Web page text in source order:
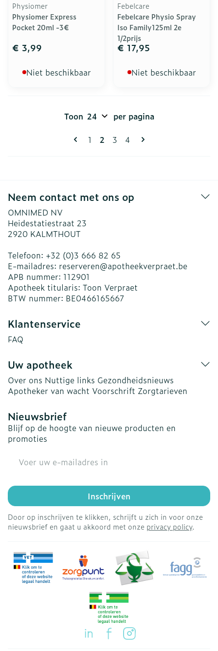
Physiomer
Physiomer Express
Pocket 20ml -3€
€ 3,99
Niet beschikbaar
Febelcare
Febelcare Physio Spray
Iso Family125ml 2e
1/2prijs
€ 17,95
Niet beschikbaar
Pagina's
Pagina
1 U lees momenteel pagina
2 Pagina
3 Pagina
4
Toon per pagina
Neem contact met ons op
OMNIMED NV
Heidestatiestraat 23
2920 KALMTHOUT
Telefoon: +32 (0)3 666 82 65
E-mailadres: reserveren@apotheekverpraet.be
APB nummer: 112901
Apotheek titularis: Toon Verpraet
BTW nummer: BE0466165667
Klantenservice
FAQ
Uw apotheek
Over ons Nuttige links Gezondheidsnieuws
Apotheker van wacht Voorschrift Zorgtarieven
Nieuwsbrief
Blijf op de hoogte van nieuwe producten en
promoties
Inschrijven
Door op inschrijven te klikken, schrijft u zich in voor onze
nieuwsbrief en gaat u akkoord met onze privacy policy.